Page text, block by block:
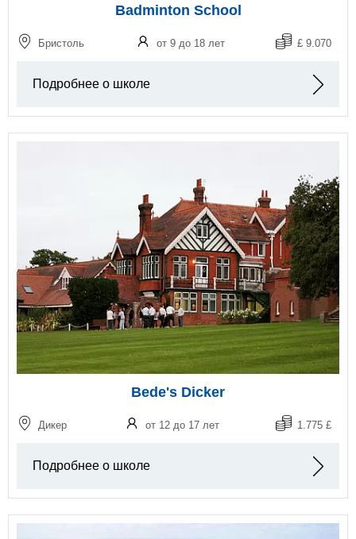
Badminton School
Бристоль от 9 до 18 лет £ 9.070
Подробнее о школе
Bede's Dicker
Дикер от 12 до 17 лет 1.775 £
Подробнее о школе